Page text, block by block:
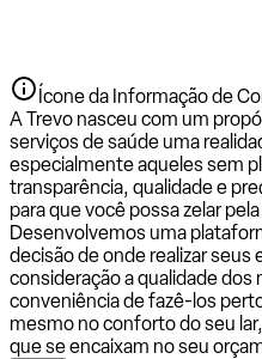
Ícone da Informação de
A Trevo nasceu com um
serviços de saúde uma
especialmente aqueles sem
transparência, qualidade e
para que você possa zelar
Desenvolvemos uma
decisão de onde realizar seus
consideração a qualidade dos
conveniência de fazê-los
mesmo no conforto do seu
que se encaixam no seu